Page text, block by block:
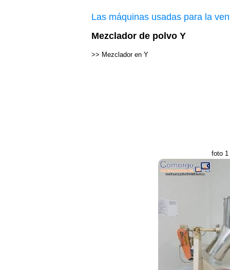
Las máquinas usadas para la
Mezclador de polvo Y
>> Mezclador en Y
foto 1